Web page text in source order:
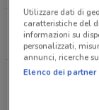
Via
2.3 km
Corso
Utilizzare dati di
caratteristiche del
informazioni su
personalizzati,
annunci, ricerche
Elenco dei partner